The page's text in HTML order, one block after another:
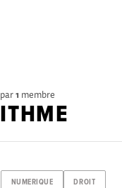
1 membre
NUMERIQUE DROIT